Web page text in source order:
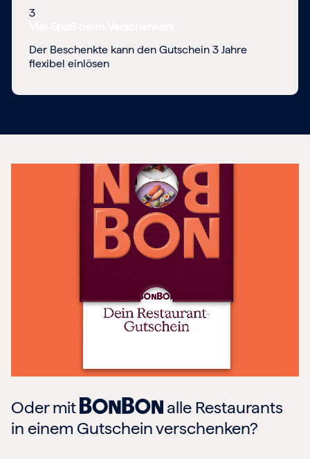
3
Der Beschenkte kann den Gutschein 3 Jahre
flexibel einlösen
Oder mit
alle Restaurants
in einem Gutschein verschenken?